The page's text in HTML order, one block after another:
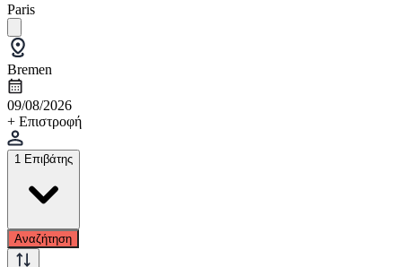
Paris
Bremen
09/08/2026
+ Επιστροφή
1 Επιβάτης
Αναζήτηση